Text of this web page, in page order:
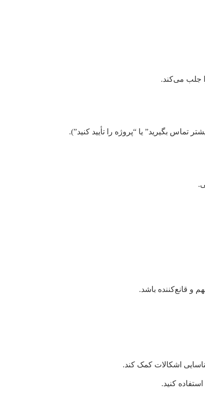
بگیرید” یا “پروژه را تأیید کنید”).
و قانع‌کننده باشد.
اشکالات کمک کند.
کنید.